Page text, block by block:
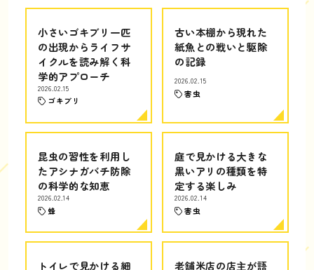
小さいゴキブリ一匹
の出現からライフサ
イクルを読み解く科
学的アプローチ
2026.02.15
ゴキブリ
古い本棚から現れた
紙魚との戦いと駆除
の記録
2026.02.15
害虫
昆虫の習性を利用し
たアシナガバチ防除
の科学的な知恵
2026.02.14
蜂
庭で見かける大きな
黒いアリの種類を特
定する楽しみ
2026.02.14
害虫
トイレで見かける細
老舗米店の店主が語